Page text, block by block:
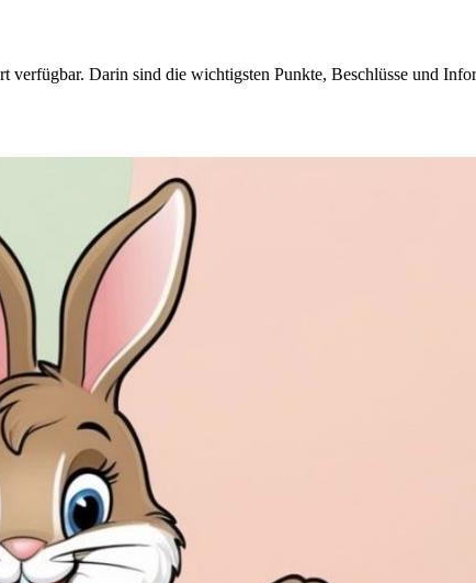
verfügbar. Darin sind die wichtigsten Punkte, Beschlüsse und